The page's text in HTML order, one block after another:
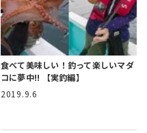
食べて美味しい！釣って楽しいマダ
コに夢中!!
【実釣編】
2019.9.6